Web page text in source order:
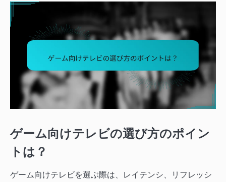
ゲーム向けテレビの選び方のポイン
トは？
ゲーム向けテレビを選ぶ際は、レイテンシ、リフレッシ